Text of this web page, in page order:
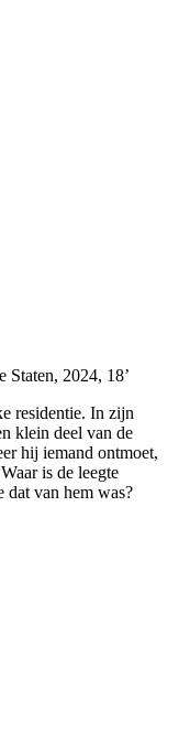
Staten, 2024, 18’
residentie. In zijn
klein deel van de
hij iemand ontmoet,
is de leegte
dat van hem was?